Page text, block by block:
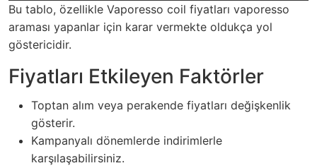
Bu tablo, özellikle Vaporesso coil fiyatları vaporesso
araması yapanlar için karar vermekte oldukça yol
göstericidir.
Fiyatları Etkileyen Faktörler
Toptan alım veya perakende fiyatları değişkenlik
gösterir.
Kampanyalı dönemlerde indirimlerle
karşılaşabilirsiniz.